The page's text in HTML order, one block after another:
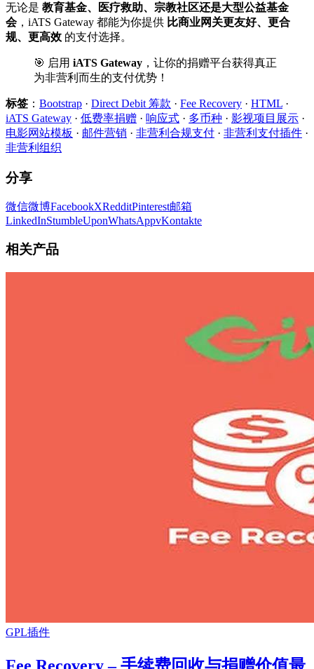
无论是 教育基金、医疗救助、宗教社区还是大型公益基金
会，iATS Gateway 都能为你提供 比商业网关更友好、更合
规、更高效 的支付选择。
🎯 启用 iATS Gateway ，让你的捐赠平台获得真正
为非营利而生的支付优势！
标签 ： Bootstrap · Direct Debit 筹款 · Fee Recovery · HTML ·
iATS Gateway · 低费率捐赠 · 响应式 · 多币种 · 影视项目展示 ·
电影网站模板 · 邮件营销 · 非营利合规支付 · 非营利支付插件 ·
非营利组织
分享
微信微博FacebookXRedditPinterest邮箱
LinkedInStumbleUponWhatsAppvKontakte
相关产品
GPL插件
Fee Recovery – 手续费回收与捐赠价值最